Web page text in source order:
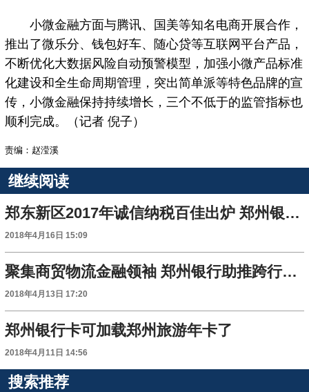
小微金融方面与腾讯、国美等知名电商开展合作，
推出了微乐分、钱包好车、随心贷等互联网平台产品，
不断优化大数据风险自动预警模型，加强小微产品标准
化建设和全生命周期管理，突出简单派等特色品牌的宣
传，小微金融保持持续增长，三个不低于的监管指标也
顺利完成。（记者 倪子）
责编：赵滢溪
继续阅读
郑东新区2017年诚信纳税百佳出炉 郑州银行喜获双誉
2018年4月16日 15:09
聚集商贸物流金融领袖 郑州银行助推跨行业共赢发展
2018年4月13日 17:20
郑州银行卡可加载郑州旅游年卡了
2018年4月11日 14:56
搜索推荐